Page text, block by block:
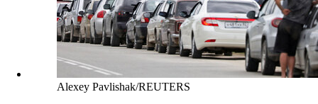
Alexey Pavlishak/REUTERS